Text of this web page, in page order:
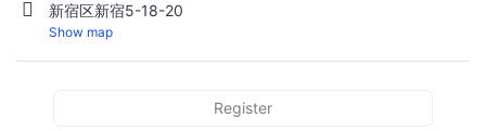
新宿区新宿5-18-20
Show map
Register